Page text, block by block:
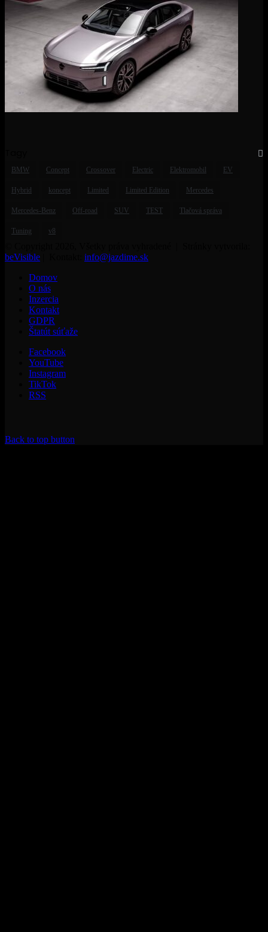
BMW Concept Crossover Electric Elektromobil EV
Hybrid koncept Limited Limited Edition Mercedes
Mercedes-Benz Off-road SUV TEST Tlačová správa
Tuning v8
beVisible
info@jazdime.sk
Domov
O nás
Inzercia
Kontakt
GDPR
Štatút súťaže
Facebook
YouTube
Instagram
TikTok
RSS
Back to top button